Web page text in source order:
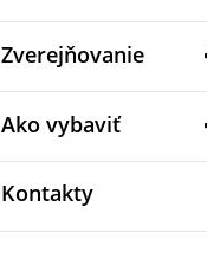
Zverejňovanie
Ako vybaviť
Kontakty